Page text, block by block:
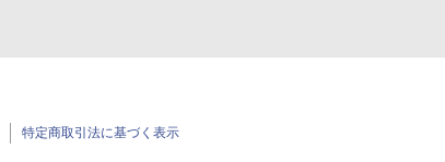
特定商取引法に基づく表示